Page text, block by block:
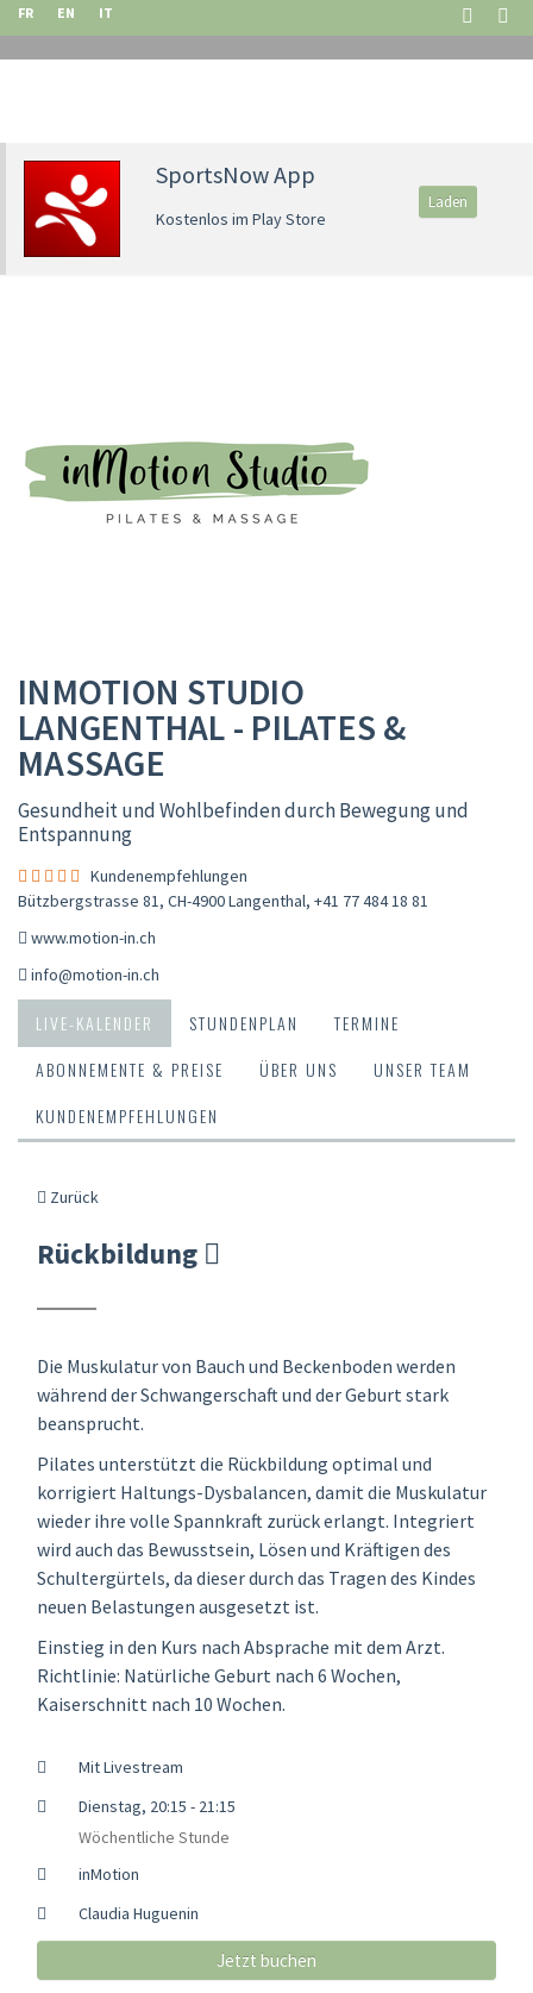
FR EN IT
SportsNow App
Kostenlos im Play Store
Laden
INMOTION STUDIO
LANGENTHAL - PILATES &
MASSAGE
Gesundheit und Wohlbefinden durch Bewegung und
Entspannung
Kundenempfehlungen
Bützbergstrasse 81, CH-4900 Langenthal, +41 77 484 18 81
www.motion-in.ch
info@motion-in.ch
LIVE-KALENDER STUNDENPLAN
TERMINE
ABONNEMENTE & PREISE
ÜBER UNS
UNSER TEAM
KUNDENEMPFEHLUNGEN
Zurück
Rückbildung
Die Muskulatur von Bauch und Beckenboden werden
während der Schwangerschaft und der Geburt stark
beansprucht.
Pilates unterstützt die Rückbildung optimal und
korrigiert Haltungs-Dysbalancen, damit die Muskulatur
wieder ihre volle Spannkraft zurück erlangt. Integriert
wird auch das Bewusstsein, Lösen und Kräftigen des
Schultergürtels, da dieser durch das Tragen des Kindes
neuen Belastungen ausgesetzt ist.
Einstieg in den Kurs nach Absprache mit dem Arzt.
Richtlinie: Natürliche Geburt nach 6 Wochen,
Kaiserschnitt nach 10 Wochen.
Mit Livestream
Dienstag, 20:15 - 21:15
Wöchentliche Stunde
inMotion
Claudia Huguenin
Jetzt buchen